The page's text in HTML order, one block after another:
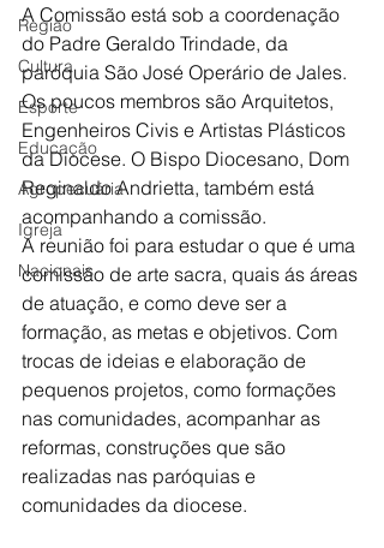
Região
Cultura
Esporte
Educação
Agropecuária
Igreja
Nacionais
A Comissão está sob a coordenação
do Padre Geraldo Trindade, da
paróquia São José Operário de Jales.
Os poucos membros são Arquitetos,
Engenheiros Civis e Artistas Plásticos
da Diocese. O Bispo Diocesano, Dom
Reginaldo Andrietta, também está
acompanhando a comissão.
A reunião foi para estudar o que é uma
comissão de arte sacra, quais ás áreas
de atuação, e como deve ser a
formação, as metas e objetivos. Com
trocas de ideias e elaboração de
pequenos projetos, como formações
nas comunidades, acompanhar as
reformas, construções que são
realizadas nas paróquias e
comunidades da diocese.